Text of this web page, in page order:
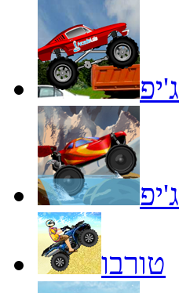
ג'יפ
ג'יפ
טורבו